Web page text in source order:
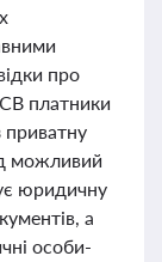
про
платники
приватну
можливий
юридичну
а
особи-